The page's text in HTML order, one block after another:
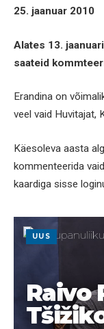
25. jaanuar 2010
Alates 13.
saateid
Erandina on
veel vaid Huvitajat,
Käesoleva aasta
kommenteerida
kaardiga sisse
UUS
Raivo